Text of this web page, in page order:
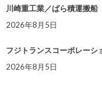
川崎重工業／ばら積運搬船
2026年8月5日
フジトランスコーポレーシ
2026年8月5日